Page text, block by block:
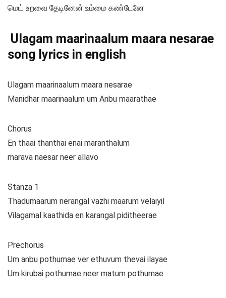
மெய் உறவை தேடினேன் உம்மை கண்டேனே
Ulagam maarinaalum maara nesarae
song lyrics in english
Ulagam maarinaalum maara nesarae
Manidhar maarinaalum um Anbu maarathae
Chorus
En thaai thanthai enai maranthalum
marava naesar neer allavo
Stanza 1
Thadumaarum nerangal vazhi maarum velaiyil
Vilagamal kaathida en karangal piditheerae
Prechorus
Um anbu pothumae ver ethuvum thevai ilayae
Um kirubai pothumae neer matum pothumae